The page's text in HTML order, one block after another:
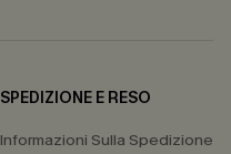
SPEDIZIONE E RESO
Informazioni Sulla Spedizione